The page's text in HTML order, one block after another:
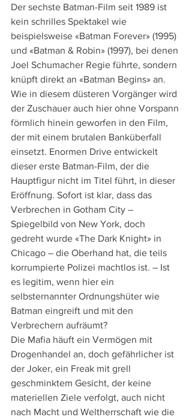
Der sechste Batman-Film seit 1989 ist
kein schrilles Spektakel wie
beispielsweise «Batman Forever» (1995)
und «Batman & Robin» (1997), bei denen
Joel Schumacher Regie führte, sondern
knüpft direkt an «Batman Begins» an.
Wie in diesem düsteren Vorgänger wird
der Zuschauer auch hier ohne Vorspann
förmlich hinein geworfen in den Film,
der mit einem brutalen Banküberfall
einsetzt. Enormen Drive entwickelt
dieser erste Batman-Film, der die
Hauptfigur nicht im Titel führt, in dieser
Eröffnung. Sofort ist klar, dass das
Verbrechen in Gotham City –
Spiegelbild von New York, doch
gedreht wurde «The Dark Knight» in
Chicago – die Oberhand hat, die teils
korrumpierte Polizei machtlos ist. – Ist
es legitim, wenn hier ein
selbsternannter Ordnungshüter wie
Batman eingreift und mit den
Verbrechern aufräumt?
Die Mafia häuft ein Vermögen mit
Drogenhandel an, doch gefährlicher ist
der Joker, ein Freak mit grell
geschminktem Gesicht, der keine
materiellen Ziele verfolgt, auch nicht
nach Macht und Weltherrschaft wie die